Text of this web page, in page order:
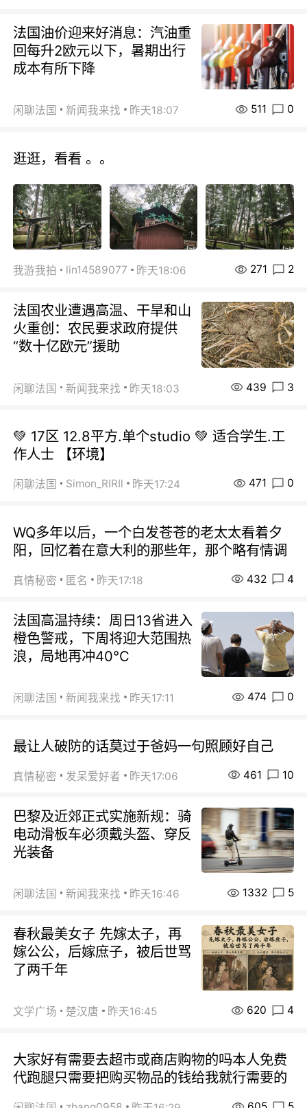
法国油价迎来好消息：汽油重
回每升2欧元以下，暑期出行
成本有所下降
闲聊法国 新闻我来找 昨天18:07 511 0
逛逛，看看 。。
我游我拍 lin14589077 昨天18:06 271 2
法国农业遭遇高温、干旱和山
火重创：农民要求政府提供
“数十亿欧元”援助
闲聊法国 新闻我来找 昨天18:03 439 3
💚 17区 12.8平方.单个studio 💚 适合学生.工
作人士 【环境】
闲聊法国 Simon_RIRIl 昨天17:24 471 0
WQ多年以后，一个白发苍苍的老太太看着夕
阳，回忆着在意大利的那些年，那个略有情调
真情秘密 匿名 昨天17:18 432 4
法国高温持续：周日13省进入
橙色警戒，下周将迎大范围热
浪，局地再冲40℃
闲聊法国 新闻我来找 昨天17:11 474 0
最让人破防的话莫过于爸妈一句照顾好自己
真情秘密 发呆爱好者 昨天17:06 461 10
巴黎及近郊正式实施新规：骑
电动滑板车必须戴头盔、穿反
光装备
闲聊法国 新闻我来找 昨天16:46 1332 5
春秋最美女子 先嫁太子，再
嫁公公，后嫁庶子，被后世骂
了两千年
文学广场 楚汉唐 昨天16:45 620 4
大家好有需要去超市或商店购物的吗本人免费
代跑腿只需要把购买物品的钱给我就行需要的